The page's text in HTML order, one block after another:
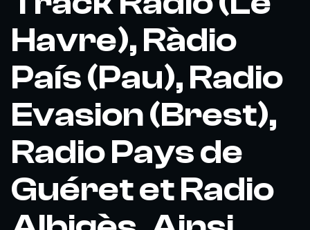
Havre), Ràdio
País (Pau), Radio
Evasion (Brest),
Radio Pays de
Guéret et Radio